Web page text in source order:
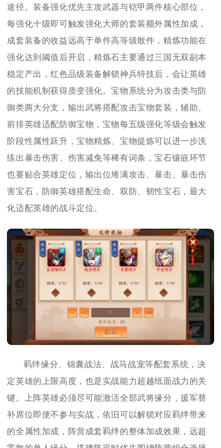
途径。装备强化优先主攻武器与铠甲两件核心部位，
每强化十级即可触发强化大师的套装额外属性加成，
成套装备的收益远高于单件高等级散件，精炼功能在
强化达到阈值后开启，精炼石主要通过三国无双副本
稳定产出，红色品级装备解锁神兵特技后，会让英雄
的技能机制获得质变强化。宝物系统分为攻击类与防
御类两大分支，输出武将搭配攻击宝物套装，辅助、
前排英雄适配防御宝物，宝物每五级强化等级会触发
阶段性属性跃升，宝物精炼、宝物提炼可以进一步洗
练出暴击伤害、伤害减免等稀有词条，宝石镶嵌环节
也要贴合英雄定位，输出位堆满攻击、暴击、暴击伤
害宝石，防御英雄搭配生命、双防、韧性宝石，最大
化适配英雄的战斗定位。
羁绊缘分、锦囊战法、战马战宠等配套系统，决
定英雄的上限高度，也是实战能力超越纸面战力的关
键。上阵英雄必须尽可能激活全部武将缘分，援军替
补席位即便不参与实战，依旧可以解锁对应羁绊带来
的全属性加成，阵营成套羁绊的整体加成效果，远超